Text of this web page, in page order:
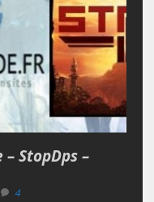
StopDps –
4